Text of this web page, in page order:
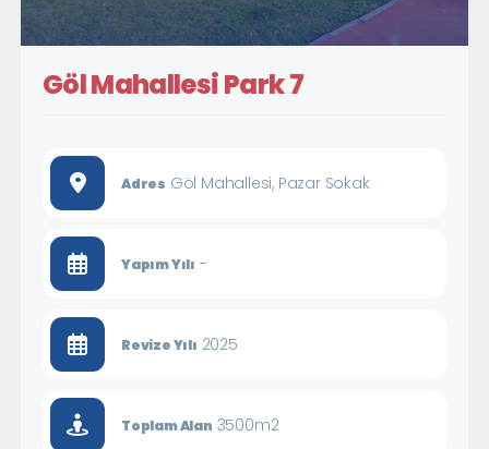
Göl Mahallesi Park 7
Adres Göl Mahallesi, Pazar Sokak
Yapım Yılı -
Revize Yılı 2025
Toplam Alan 3500m2